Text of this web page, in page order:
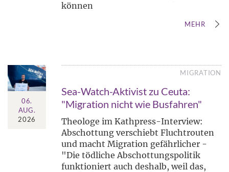
können
MEHR
06.
AUG.
2026
MIGRATION
Sea-Watch-Aktivist zu Ceuta:
"Migration nicht wie Busfahren"
Theologe im Kathpress-Interview:
Abschottung verschiebt Fluchtrouten
und macht Migration gefährlicher -
"Die tödliche Abschottungspolitik
funktioniert auch deshalb, weil das,